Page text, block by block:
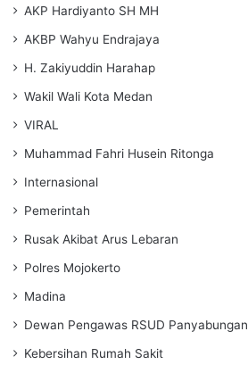
AKP Hardiyanto SH MH
AKBP Wahyu Endrajaya
H. Zakiyuddin Harahap
Wakil Wali Kota Medan
VIRAL
Muhammad Fahri Husein Ritonga
Internasional
Pemerintah
Rusak Akibat Arus Lebaran
Polres Mojokerto
Madina
Dewan Pengawas RSUD Panyabungan
Kebersihan Rumah Sakit